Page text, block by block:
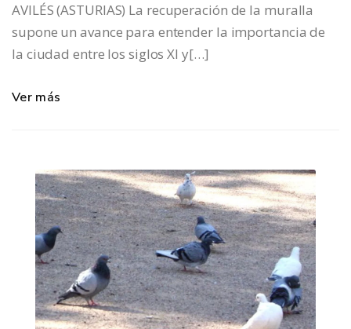
AVILÉS (ASTURIAS) La recuperación de la muralla
supone un avance para entender la importancia de
la ciudad entre los siglos XI y[…]
Ver más